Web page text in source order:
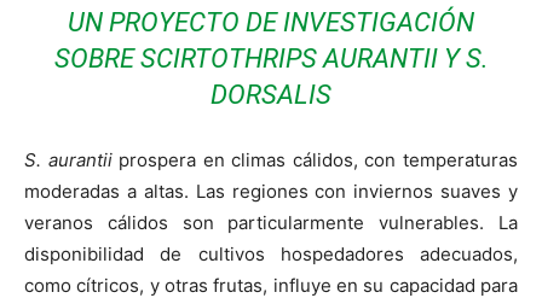
UN PROYECTO DE INVESTIGACIÓN
SOBRESCIRTOTHRIPS AURANTIIYS.
DORSALIS
S. aurantiiprospera en climas cálidos, con temperaturas
moderadas a altas. Las regiones con inviernos suaves y
veranos cálidos son particularmente vulnerables. La
disponibilidad de cultivos hospedadores adecuados,
como cítricos, y otras frutas, influye en su capacidad para